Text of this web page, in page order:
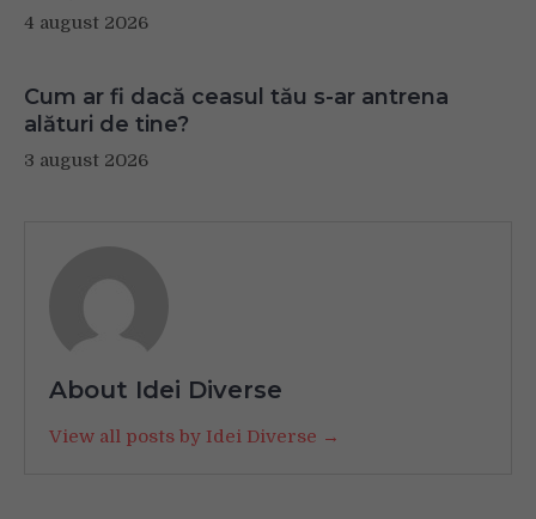
4 august 2026
Cum ar fi dacă ceasul tău s-ar antrena
alături de tine?
3 august 2026
About Idei Diverse
View all posts by Idei Diverse →